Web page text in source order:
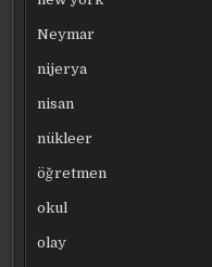
Neymar
nijerya
nisan
nükleer
öğretmen
okul
olay